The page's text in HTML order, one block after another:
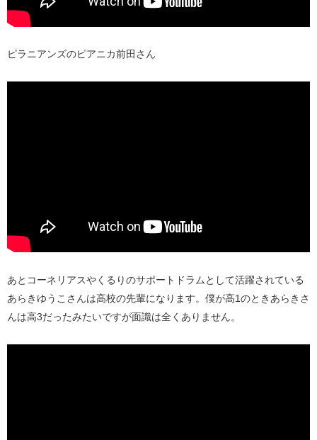
ピラニアンズのピアニカ前田さん
あとコーネリアスやくるりのサポートドラムとして活躍されている
あらきゆうこさんは高校の先輩になります。僕が高1のときあらきさ
んは高3だったみたいですが面識は全くありません。